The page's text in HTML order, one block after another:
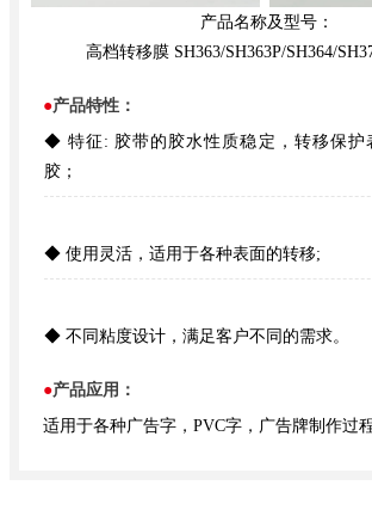
产品名称及型号：
高档转移膜 SH363/SH363P/SH364/
●产品特性：
◆ 特征: 胶带的胶水性质稳定，转移保护
胶；
◆ 使用灵活，适用于各种表面的转移;
◆ 不同粘度设计，满足客户不同的需求。
●产品应用：
适用于各种广告字，PVC字，广告牌制作过